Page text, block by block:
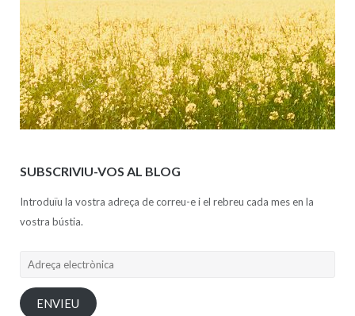
SUBSCRIVIU-VOS AL BLOG
Introduïu la vostra adreça de correu-e i el rebreu cada mes en la
vostra bústia.
Adreça
ENVIEU